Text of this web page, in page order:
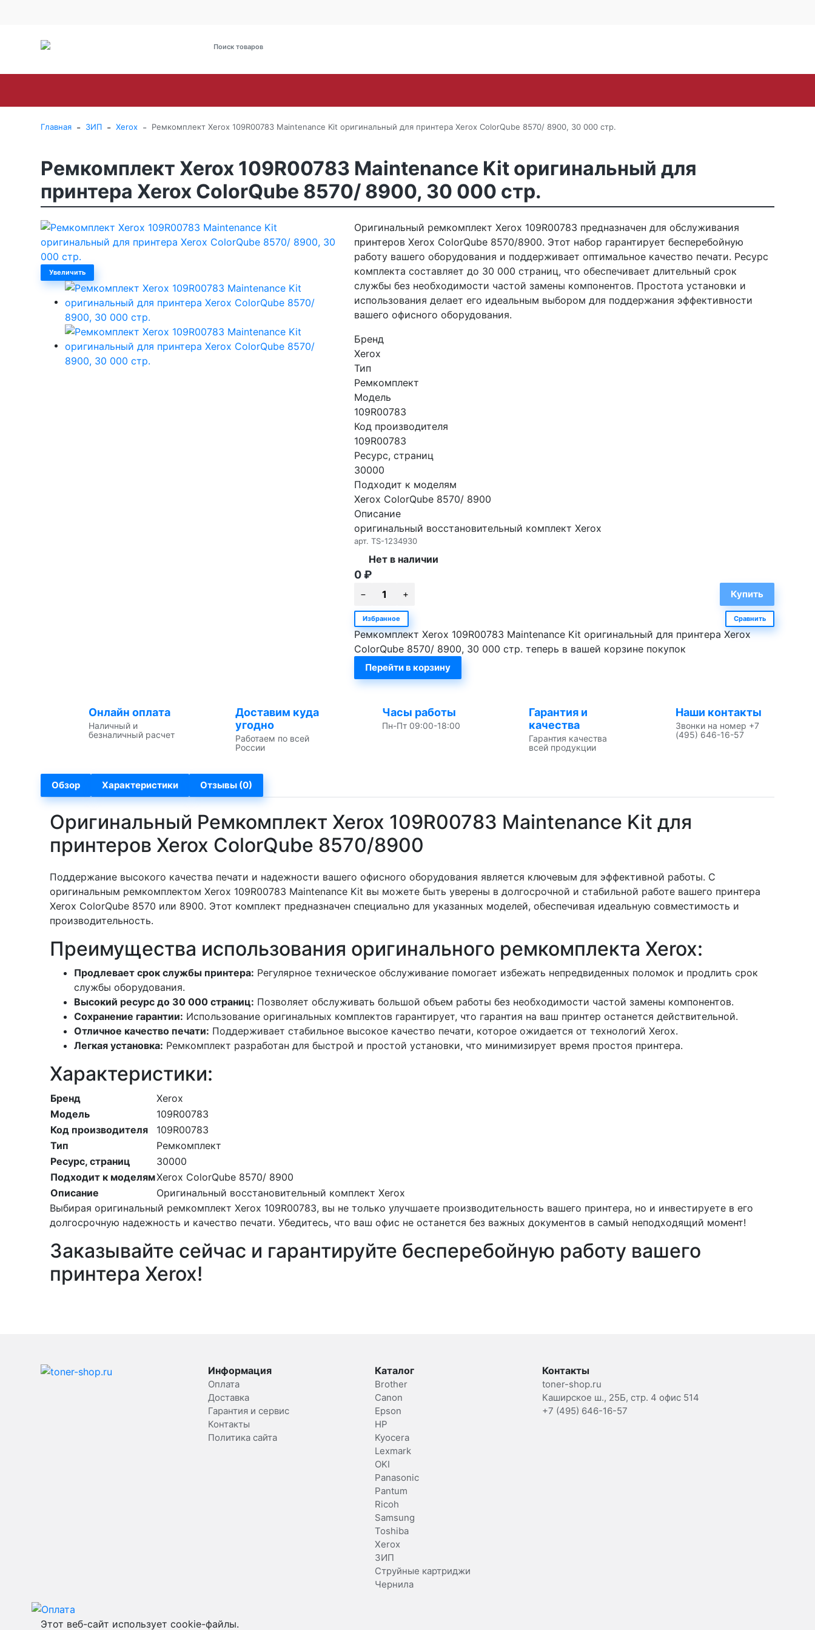
Главная - ЗИП - Xerox - Ремкомплект Xerox 109R00783 Maintenance Kit оригинальный для принтера Xerox ColorQube 8570/ 8900, 30 000 стр.
Ремкомплект Xerox 109R00783 Maintenance Kit оригинальный для
принтера Xerox ColorQube 8570/ 8900, 30 000 стр.
Увеличить
Оригинальный ремкомплект Xerox 109R00783 предназначен для обслуживания
принтеров Xerox ColorQube 8570/8900. Этот набор гарантирует бесперебойную
работу вашего оборудования и поддерживает оптимальное качество печати. Ресурс
комплекта составляет до 30 000 страниц, что обеспечивает длительный срок
службы без необходимости частой замены компонентов. Простота установки и
использования делает его идеальным выбором для поддержания эффективности
вашего офисного оборудования.
Бренд
Xerox
Тип
Ремкомплект
Модель
109R00783
Код производителя
109R00783
Ресурс, страниц
30000
Подходит к моделям
Xerox ColorQube 8570/ 8900
Описание
оригинальный восстановительный комплект Xerox
арт. TS-1234930
Нет в наличии
0₽
Избранное Сравнить
Ремкомплект Xerox 109R00783 Maintenance Kit оригинальный для принтера Xerox
ColorQube 8570/ 8900, 30 000 стр. теперь в вашей корзине покупок
Перейти в корзину
Онлайн оплата
Наличный и
безналичный расчет
Доставим куда
угодно
Работаем по всей
России
Часы работы
Пн-Пт 09:00-18:00
Гарантия и
качества
Гарантия качества
всей продукции
Наши контакты
Звонки на номер +7
(495) 646-16-57
Обзор Характеристики Отзывы (0)
Оригинальный Ремкомплект Xerox 109R00783 Maintenance Kit для
принтеров Xerox ColorQube 8570/8900
Поддержание высокого качества печати и надежности вашего офисного оборудования является ключевым для эффективной работы. С
оригинальным ремкомплектом Xerox 109R00783 Maintenance Kit вы можете быть уверены в долгосрочной и стабильной работе вашего принтера
Xerox ColorQube 8570 или 8900. Этот комплект предназначен специально для указанных моделей, обеспечивая идеальную совместимость и
производительность.
Преимущества использования оригинального ремкомплекта Xerox:
Продлевает срок службы принтера: Регулярное техническое обслуживание помогает избежать непредвиденных поломок и продлить срок
службы оборудования.
Высокий ресурс до 30 000 страниц: Позволяет обслуживать большой объем работы без необходимости частой замены компонентов.
Сохранение гарантии: Использование оригинальных комплектов гарантирует, что гарантия на ваш принтер останется действительной.
Отличное качество печати: Поддерживает стабильное высокое качество печати, которое ожидается от технологий Xerox.
Легкая установка: Ремкомплект разработан для быстрой и простой установки, что минимизирует время простоя принтера.
Характеристики:
Бренд
Xerox
Модель
109R00783
Код производителя
109R00783
Тип
Ремкомплект
Ресурс, страниц
30000
Подходит к моделямXerox ColorQube 8570/ 8900
Описание
Оригинальный восстановительный комплект Xerox
Выбирая оригинальный ремкомплект Xerox 109R00783, вы не только улучшаете производительность вашего принтера, но и инвестируете в его
долгосрочную надежность и качество печати. Убедитесь, что ваш офис не останется без важных документов в самый неподходящий момент!
Заказывайте сейчас и гарантируйте бесперебойную работу вашего
принтера Xerox!
Информация
Оплата
Доставка
Гарантия и сервис
Контакты
Политика сайта
Каталог
Brother
Canon
Epson
HP
Kyocera
Lexmark
OKI
Panasonic
Pantum
Ricoh
Samsung
Toshiba
Xerox
ЗИП
Струйные картриджи
Чернила
Контакты
toner-shop.ru
Каширское ш., 25Б, стр. 4 офис 514
+7 (495) 646-16-57
Этот веб-сайт использует cookie-файлы.